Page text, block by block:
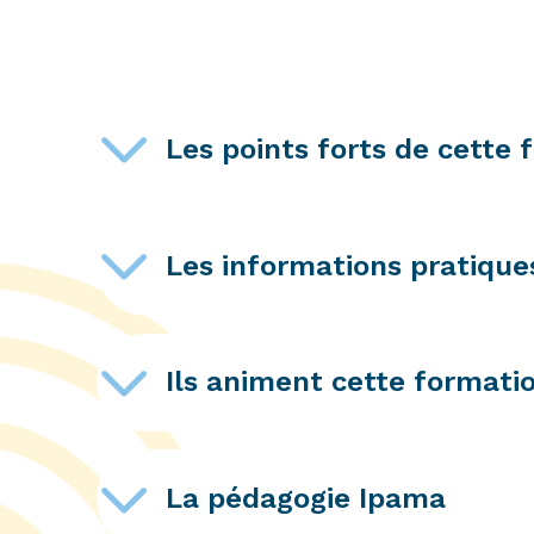
Les points forts de cette
Les informations
Ils animent cette
La pédagogie Ipama